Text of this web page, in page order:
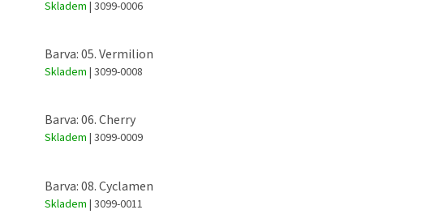
Skladem | 3099-0006
Barva: 05. Vermilion
Skladem | 3099-0008
Barva: 06. Cherry
Skladem | 3099-0009
Barva: 08. Cyclamen
Skladem | 3099-0011